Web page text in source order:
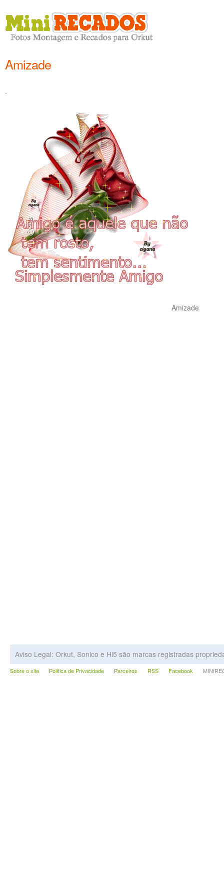
Amizade
.
Amizade
Aviso Legal: Orkut, Sonico e Hi5 são marcas registradas
Sobre o site Política de Privacidade Parceiros RSS Facebook